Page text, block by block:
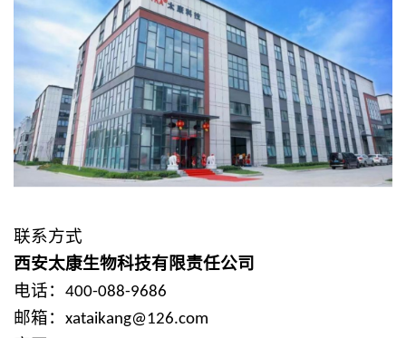
联系方式
西安太康生物科技有限责任公司
电话： 400-088-9686
邮箱： xataikang@126.com